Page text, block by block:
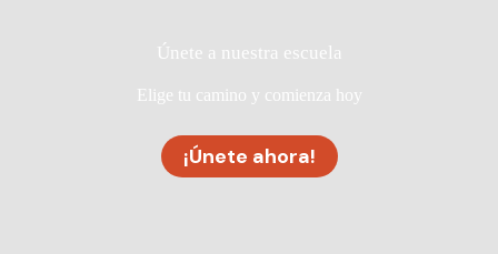
Únete a nuestra escuela
Elige tu camino y comienza hoy
¡Únete ahora!